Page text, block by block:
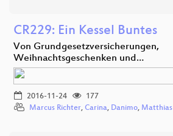
CR229: Ein Kessel Buntes
Von Grundgesetzversicherungen,
Weihnachtsgeschenken und…
2016-11-24
177
Marcus Richter, Carina, Danimo, Matthias